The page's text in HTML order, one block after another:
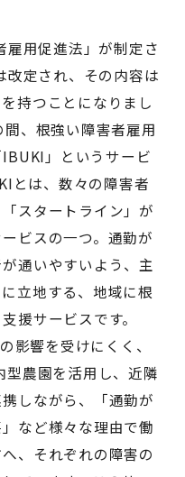
用促進法」が制定さ
定され、その内容は
持つことになりまし
、根強い障害者雇用
」というサービ
とは、数々の障害者
スタートライン」が
ビスの一つ。通勤が
通いやすいよう、主
立地する、地域に根
援サービスです。
影響を受けにくく、
農園を活用し、近隣
しながら、「通勤が
など様々な理由で働
、それぞれの障害の